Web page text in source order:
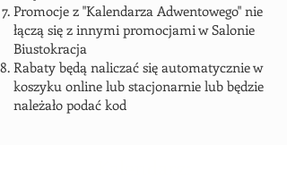
Promocje z "Kalendarza Adwentowego" nie
łączą się z innymi promocjami w Salonie
Biustokracja
Rabaty będą naliczać się automatycznie w
koszyku online lub stacjonarnie lub będzie
należało podać kod